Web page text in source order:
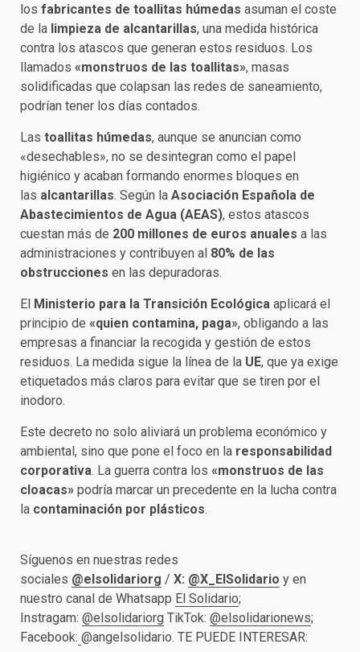
los fabricantes de toallitas húmedas asuman el coste
de la limpieza de alcantarillas, una medida histórica
contra los atascos que generan estos residuos. Los
llamados «monstruos de las toallitas», masas
solidificadas que colapsan las redes de saneamiento,
podrían tener los días contados.
Las toallitas húmedas, aunque se anuncian como
«desechables», no se desintegran como el papel
higiénico y acaban formando enormes bloques en
las alcantarillas. Según la Asociación Española de
Abastecimientos de Agua (AEAS), estos atascos
cuestan más de 200 millones de euros anuales a las
administraciones y contribuyen al 80% de las
obstrucciones en las depuradoras.
El Ministerio para la Transición Ecológica aplicará el
principio de «quien contamina, paga», obligando a las
empresas a financiar la recogida y gestión de estos
residuos. La medida sigue la línea de la UE, que ya exige
etiquetados más claros para evitar que se tiren por el
inodoro.
Este decreto no solo aliviará un problema económico y
ambiental, sino que pone el foco en la responsabilidad
corporativa. La guerra contra los «monstruos de las
cloacas» podría marcar un precedente en la lucha contra
la contaminación por plásticos.
Síguenos en nuestras redes
sociales @elsolidariorg / X: @X_ElSolidario y en
nuestro canal de Whatsapp El Solidario;
Instragam: @elsolidariorg TikTok: @elsolidarionews;
Facebook: @angelsolidario. TE PUEDE INTERESAR: